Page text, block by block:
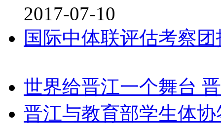
2017-07-10
国际中体联评估考察
世界给晋江一个舞台
晋江与教育部学生体